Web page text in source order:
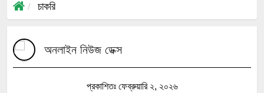
চাকরি
অনলাইন নিউজ ডেক্স
প্রকাশিতঃ ফেব্রুয়ারি ২, ২০২৬